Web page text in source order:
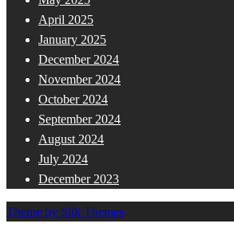
April 2025
January 2025
December 2024
November 2024
October 2024
September 2024
August 2024
July 2024
December 2023
Theme by Silk Themes